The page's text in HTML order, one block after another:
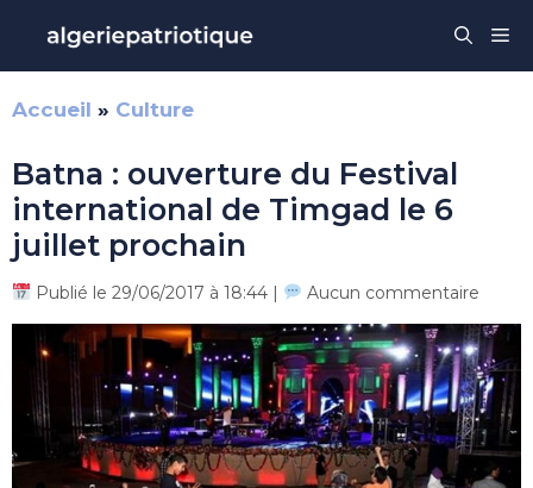
contenu
Accueil » Culture
Batna : ouverture du Festival
international de Timgad le 6
juillet prochain
Publié le 29/06/2017 à 18:44 | Aucun commentaire